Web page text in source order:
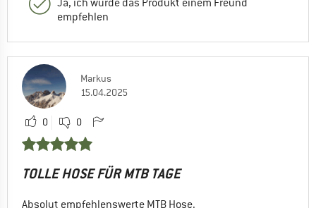
empfehlen
Markus
15.04.2025
0 0
TOLLE HOSE FÜR MTB TAGE
Absolut empfehlenswerte MTB Hose.